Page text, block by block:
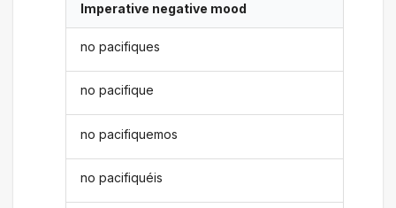
Imperative negative mood
no pacifiques
no pacifique
no pacifiquemos
no pacifiquéis